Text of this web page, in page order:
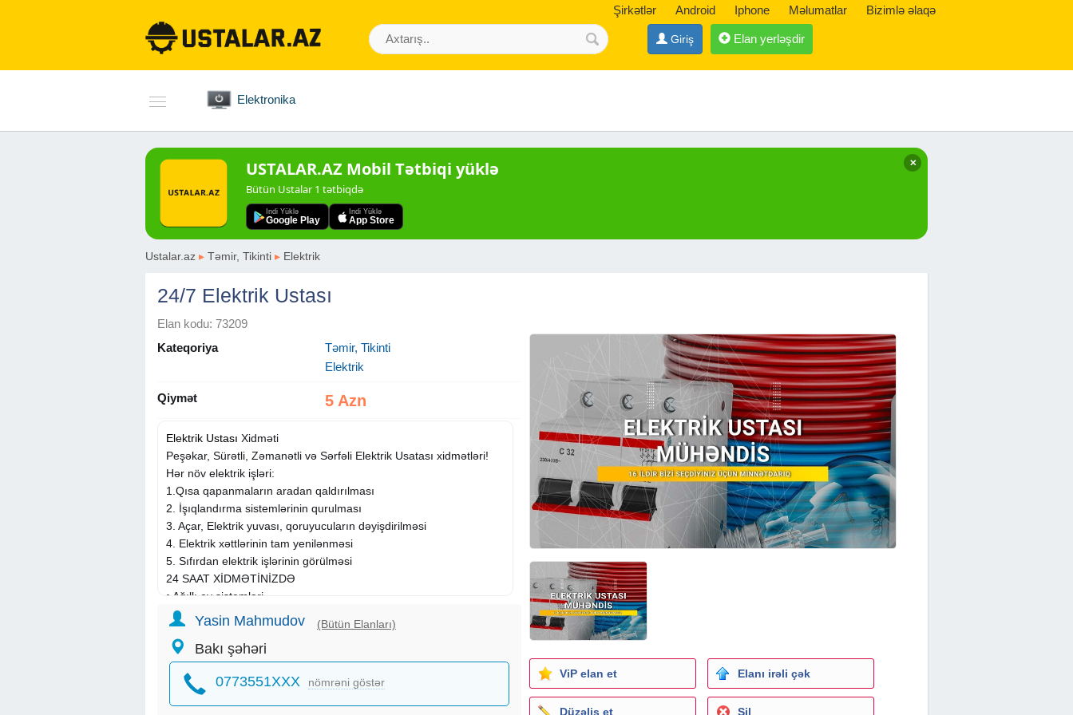
Şirkətlər Android Iphone Məlumatlar Bizimlə əlaqə
Giriş Elan yerləşdir
Elektronika
✕
USTALAR.AZ Mobil Tətbiqi yüklə
Bütün Ustalar 1 tətbiqdə
Indi Yüklə
Google Play
Indi Yüklə
App Store
Ustalar.az ▸ Təmir, Tikinti ▸ Elektrik
24/7 Elektrik Ustası
Elan kodu: 73209
Kateqoriya
Təmir, Tikinti
Elektrik
Qiymət 5 Azn
Elektrik Ustası Xidməti
Peşəkar, Sürətli, Zəmanətli və Sərfəli Elektrik Usatası xidmətləri!
Hər növ elektrik işləri:
1.Qısa qapanmaların aradan qaldırılması
2. İşıqlandırma sistemlərinin qurulması
3. Açar, Elektrik yuvası, qoruyucuların dəyişdirilməsi
4. Elektrik xəttlərinin tam yenilənməsi
5. Sıfırdan elektrik işlərinin görülməsi
24 SAAT XİDMƏTİNİZDƏ
• Ağıllı ev sistemləri
• Sayğac və şit quraşdırılması
• Lüstr, rozetka, açar, sensor, rele
• Generator qoşulması və texniki baxış
• Təcili nasazlıqların aradan qaldırılması
Əhatə dairəsi:
Bakı və ətraf ərzilər
Yasin Mahmudov (Bütün Elanları)
Bakı şəhəri
0773551XXX nömrəni göstər
ViP elan et Elanı irəli çək
Düzəliş et Sil